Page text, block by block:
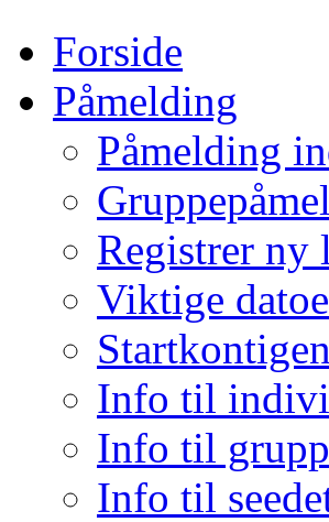
Forside
Påmelding
Påmelding
Registrer ny
Viktige
Info til
Info til
Info til